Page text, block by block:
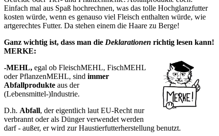
Einfach mal aus Spaß hochrechnen, was das tolle Hochglanzfutter
kosten würde, wenn es genauso viel Fleisch enthalten würde, wie
artgerechtes Futter. Da stehen einem die Haare zu Berge!
Ganz wichtig ist, dass man die Deklarationen richtig lesen kann!
MERKE:
-MEHL, egal ob FleischMEHL, FischMEHL
oder PflanzenMEHL, sind immer
Abfallprodukte aus der
(Lebensmittel-)Industrie.
D.h. Abfall, der eigentlich laut EU-Recht nur
verbrannt oder als Dünger verwendet werden
darf - außer, er wird zur Haustierfutterherstellung benutzt.